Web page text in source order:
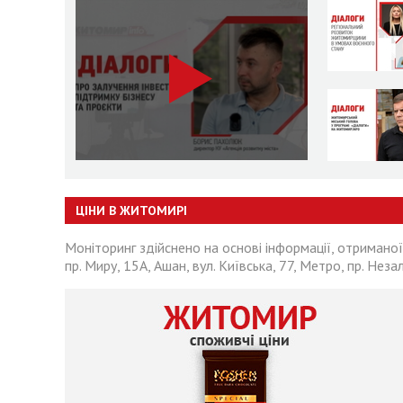
ЦІНИ В ЖИТОМИРІ
Моніторинг здійснено на основі інформації,
пр. Миру, 15А, Ашан, вул. Київська, 77, Метро, пр.